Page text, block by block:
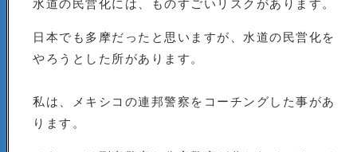
日本でも多摩だったと思いますが、水道の民営化を
やろうとした所があります。
私は、メキシコの連邦警察をコーチングした事があ
ります。